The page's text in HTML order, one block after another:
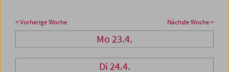
< Vorherige Woche Nächste Woche >
Mo 23.4.
Di 24.4.